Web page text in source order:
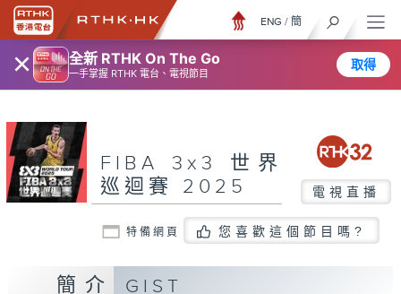
× 全新 RTHK On The Go
一手掌握 RTHK 電台、電視節目
取得
ENG / 簡
FIBA 3x3 世界
巡迴賽 2025
電視直播
特備網頁 您喜歡這個節目嗎?
簡介 GIST